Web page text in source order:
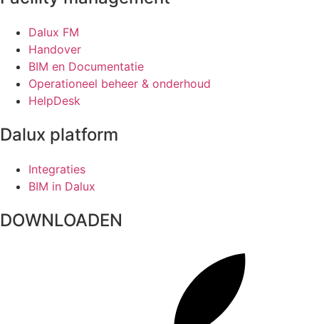
Dalux FM
Handover
BIM en Documentatie
Operationeel beheer & onderhoud
HelpDesk
Dalux platform
Integraties
BIM in Dalux
DOWNLOADEN